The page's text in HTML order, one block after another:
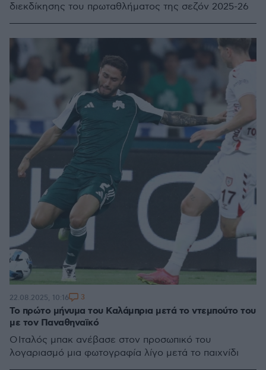
διεκδίκησης του πρωταθλήματος της σεζόν 2025-26
Το πρώτο μήνυμα του Καλάμπρια μετά το ντεμπούτο του
με τον Παναθηναϊκό
Ο Ιταλός μπακ ανέβασε στον προσωπικό του
λογαριασμό μια φωτογραφία λίγο μετά το παιχνίδι
22.08.2025, 10:16 3